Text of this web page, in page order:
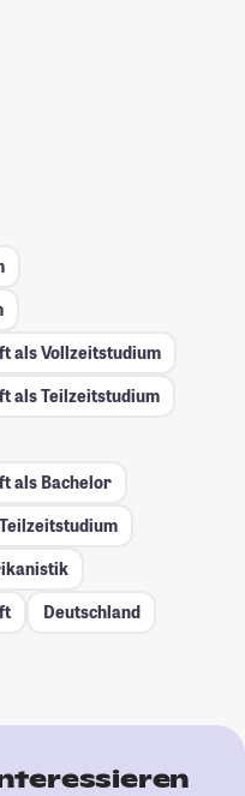
als Vollzeitstudium
als Teilzeitstudium
als Bachelor
Teilzeitstudium
Deutschland